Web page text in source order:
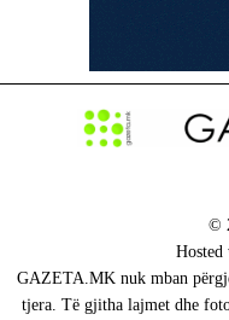
©
GAZETA.MK nuk mban
tjera. Të gjitha lajmet dhe